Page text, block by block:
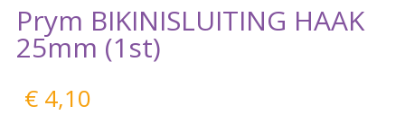
Prym BIKINISLUITING HAAK
25mm (1st)
€4,10